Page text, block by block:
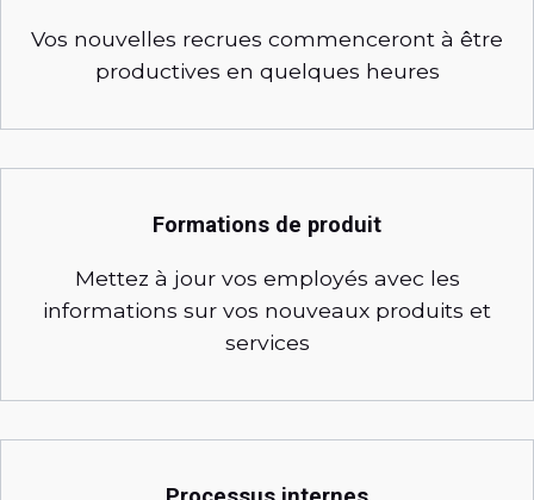
Vos nouvelles recrues commenceront à être
productives en quelques heures
Formations de produit
Mettez à jour vos employés avec les
informations sur vos nouveaux produits et
services